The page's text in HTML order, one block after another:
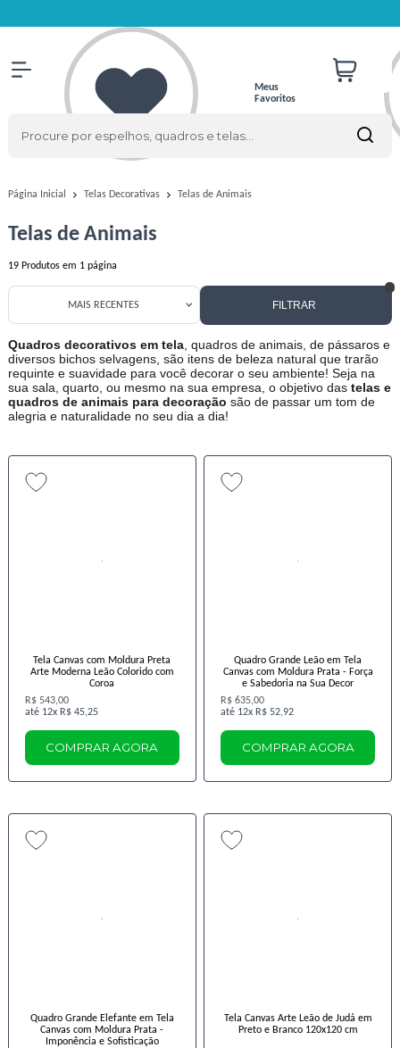
Meus
Favoritos
Página Inicial Telas Decorativas Telas de Animais
Telas de Animais
19 Produtos em 1 página
FILTRAR
MAIS RECENTES
Quadros decorativos em tela, quadros de animais, de pássaros e
diversos bichos selvagens, são itens de beleza natural que trarão
requinte e suavidade para você decorar o seu ambiente! Seja na
sua sala, quarto, ou mesmo na sua empresa, o objetivo das telas e
quadros de animais para decoração são de passar um tom de
alegria e naturalidade no seu dia a dia!
Tela Canvas com Moldura Preta
Arte Moderna Leão Colorido com
Coroa
R$ 543,00
12x R$ 45,25
COMPRAR AGORA
Quadro Grande Leão em Tela
Canvas com Moldura Prata - Força
e Sabedoria na Sua Decor
R$ 635,00
12x R$ 52,92
COMPRAR AGORA
Quadro Grande Elefante em Tela
Canvas com Moldura Prata -
Imponência e Sofisticação
Tela Canvas Arte Leão de Judá em
Preto e Branco 120x120 cm